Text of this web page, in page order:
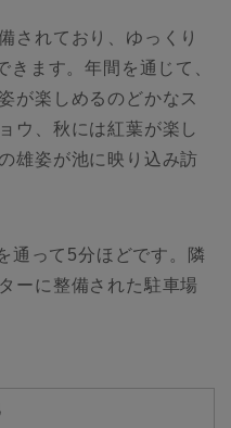
されており、ゆっくり
ます。年間を通じて、
が楽しめるのどかなス
ウ、秋には紅葉が楽し
雄姿が池に映り込み訪
通って5分ほどです。隣
ーに整備された駐車場